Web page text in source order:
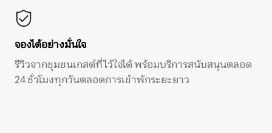
จองได้อย่างมั่นใจ
รีวิวจากชุมชนเกสต์ที่ไว้ใจได้ พร้อมบริการสนับสนุนตลอด
24 ชั่วโมงทุกวันตลอดการเข้าพักระยะยาว